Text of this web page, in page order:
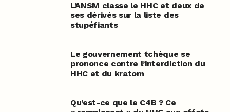
L’ANSM classe le HHC et deux de
ses dérivés sur la liste des
stupéfiants
Le gouvernement tchèque se
prononce contre l’interdiction du
HHC et du kratom
Qu’est-ce que le C4B ? Ce